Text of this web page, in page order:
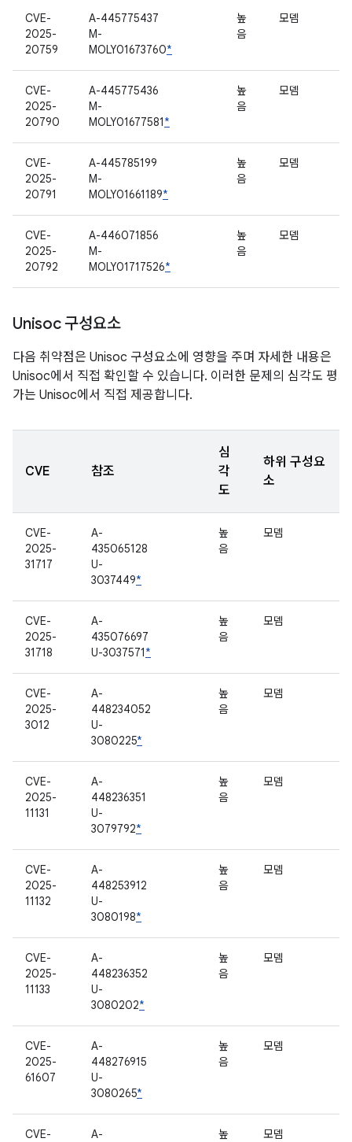
CVE-
2025-
20759
A-445775437
M-
MOLY01673760*
높
음
모뎀
CVE-
2025-
20790
A-445775436
M-
MOLY01677581*
높
음
모뎀
CVE-
2025-
20791
A-445785199
M-
MOLY01661189*
높
음
모뎀
CVE-
2025-
20792
A-446071856
M-
MOLY01717526*
높
음
모뎀
Unisoc 구성요소
다음 취약점은 Unisoc 구성요소에 영향을 주며 자세한 내용은
Unisoc에서 직접 확인할 수 있습니다. 이러한 문제의 심각도 평
가는 Unisoc에서 직접 제공합니다.
CVE 참조
심
각
도
하위 구성요
소
CVE-
2025-
31717
A-
435065128
U-
3037449*
높
음
모뎀
CVE-
2025-
31718
A-
435076697
U-3037571*
높
음
모뎀
CVE-
2025-
3012
A-
448234052
U-
3080225*
높
음
모뎀
CVE-
2025-
11131
A-
448236351
U-
3079792*
높
음
모뎀
CVE-
2025-
11132
A-
448253912
U-
3080198*
높
음
모뎀
CVE-
2025-
11133
A-
448236352
U-
3080202*
높
음
모뎀
CVE-
2025-
61607
A-
448276915
U-
3080265*
높
음
모뎀
CVE-
A-
높
모뎀